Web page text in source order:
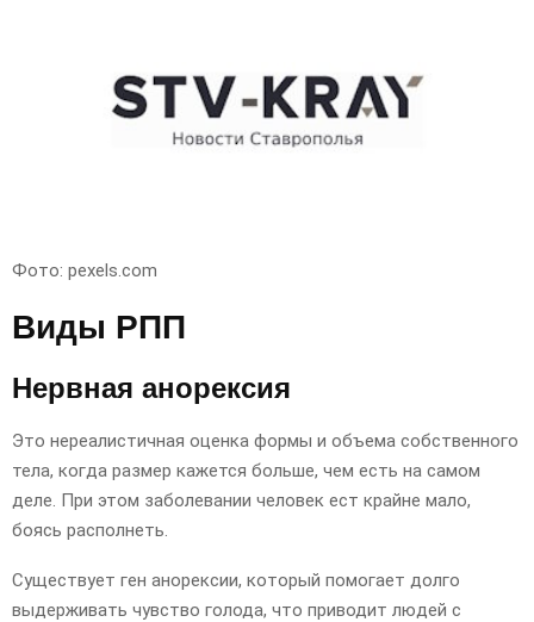
Фото: pexels.com
Виды РПП
Нервная анорексия
Это нереалистичная оценка формы и объема собственного
тела, когда размер кажется больше, чем есть на самом
деле. При этом заболевании человек ест крайне мало,
боясь располнеть.
Существует ген анорексии, который помогает долго
выдерживать чувство голода, что приводит людей с